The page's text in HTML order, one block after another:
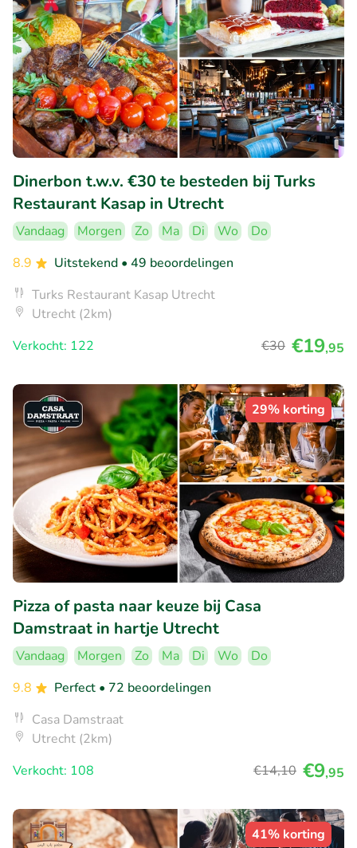
Dinerbon t.w.v. €30 te besteden bij Turks
Restaurant Kasap in Utrecht
Vandaag Morgen Zo Ma Di Wo
Do
8.9
Uitstekend • 49 beoordelingen
Turks Restaurant Kasap Utrecht
Utrecht (2km)
Verkocht: 122
€30 €19,95
29% korting
Pizza of pasta naar keuze bij Casa
Damstraat in hartje Utrecht
Vandaag Morgen Zo Ma Di Wo
Do
9.8
Perfect • 72 beoordelingen
Casa Damstraat
Utrecht (2km)
Verkocht: 108
€14,10 €9,95
41% korting